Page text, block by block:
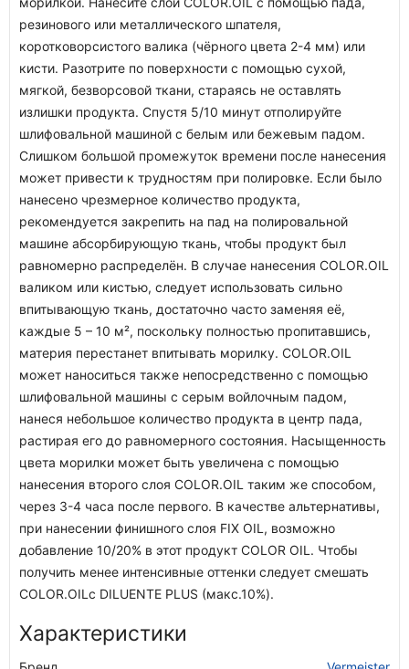
резинового или металлического шпателя,
коротковорсистого валика (чёрного цвета 2-4 мм) или
кисти. Разотрите по поверхности с помощью сухой,
мягкой, безворсовой ткани, стараясь не оставлять
излишки продукта. Спустя 5/10 минут отполируйте
шлифовальной машиной с белым или бежевым падом.
Слишком большой промежуток времени после нанесения
может привести к трудностям при полировке. Если было
нанесено чрезмерное количество продукта,
рекомендуется закрепить на пад на полировальной
машине абсорбирующую ткань, чтобы продукт был
равномерно распределён. В случае нанесения COLOR.OIL
валиком или кистью, следует использовать сильно
впитывающую ткань, достаточно часто заменяя её,
каждые 5 – 10 м², поскольку полностью пропитавшись,
материя перестанет впитывать морилку. COLOR.OIL
может наноситься также непосредственно с помощью
шлифовальной машины с серым войлочным падом,
нанеся небольшое количество продукта в центр пада,
растирая его до равномерного состояния. Насыщенность
цвета морилки может быть увеличена с помощью
нанесения второго слоя COLOR.OIL таким же способом,
через 3-4 часа после первого. В качестве альтернативы,
при нанесении финишного слоя FIX OIL, возможно
добавление 10/20% в этот продукт COLOR OIL. Чтобы
получить менее интенсивные оттенки следует смешать
COLOR.OILс DILUENTE PLUS (макс.10%).
Характеристики